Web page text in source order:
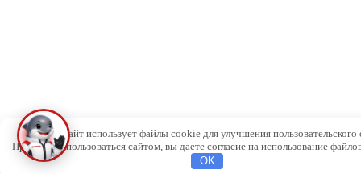
Этот веб-сайт использует файлы cookie для улучшения пользовательского
Продолжая пользоваться сайтом, вы даете согласие на использование
OK